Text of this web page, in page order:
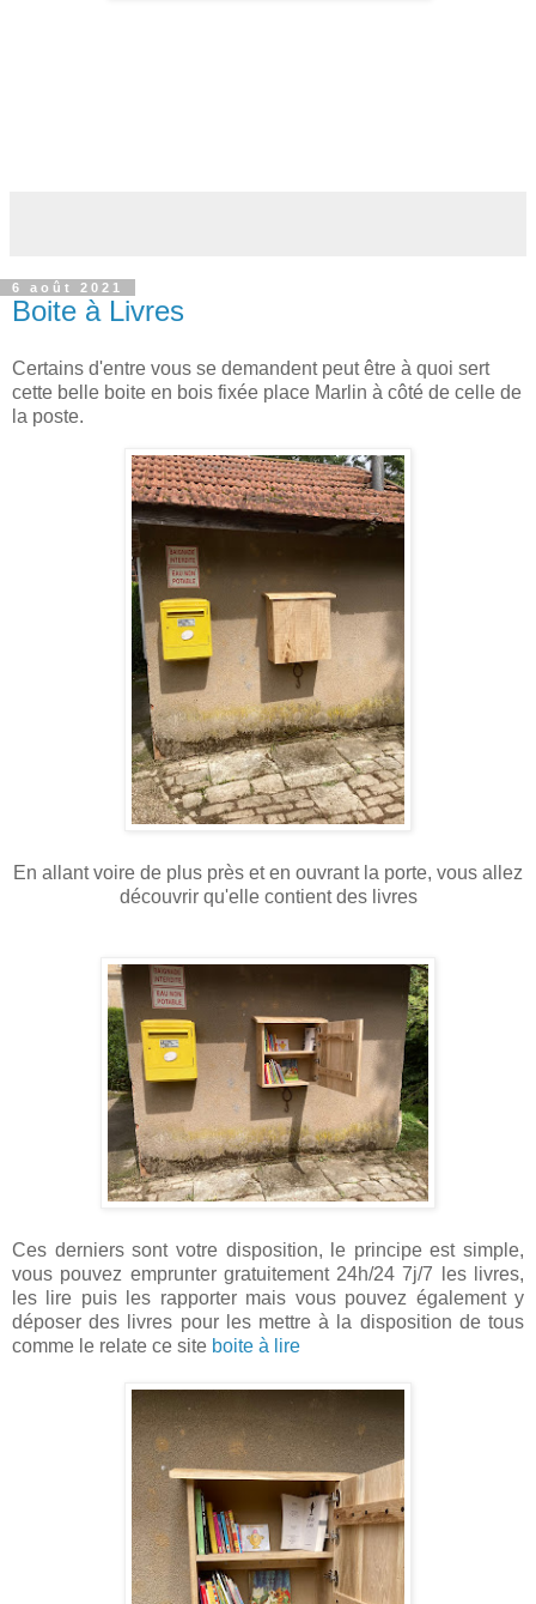
6 août 2021
Boite à Livres
Certains d'entre vous se demandent peut être à quoi sert
cette belle boite en bois fixée place Marlin à côté de celle de
la poste.
En allant voire de plus près et en ouvrant la porte, vous allez
découvrir qu'elle contient des livres
Ces derniers sont votre disposition, le principe est simple,
vous pouvez emprunter gratuitement 24h/24 7j/7 les livres,
les lire puis les rapporter mais vous pouvez également y
déposer des livres pour les mettre à la disposition de tous
comme le relate ce site boite à lire